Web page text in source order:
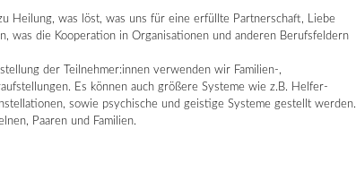
Heilung, was löst, was uns für eine erfüllte Partnerschaft, Liebe
was die Kooperation in Organisationen und anderen Berufsfeldern
der Teilnehmer:innen verwenden wir Familien-,
Es können auch größere Systeme wie z.B. Helfer-
sowie psychische und geistige Systeme gestellt werden.
Paaren und Familien.